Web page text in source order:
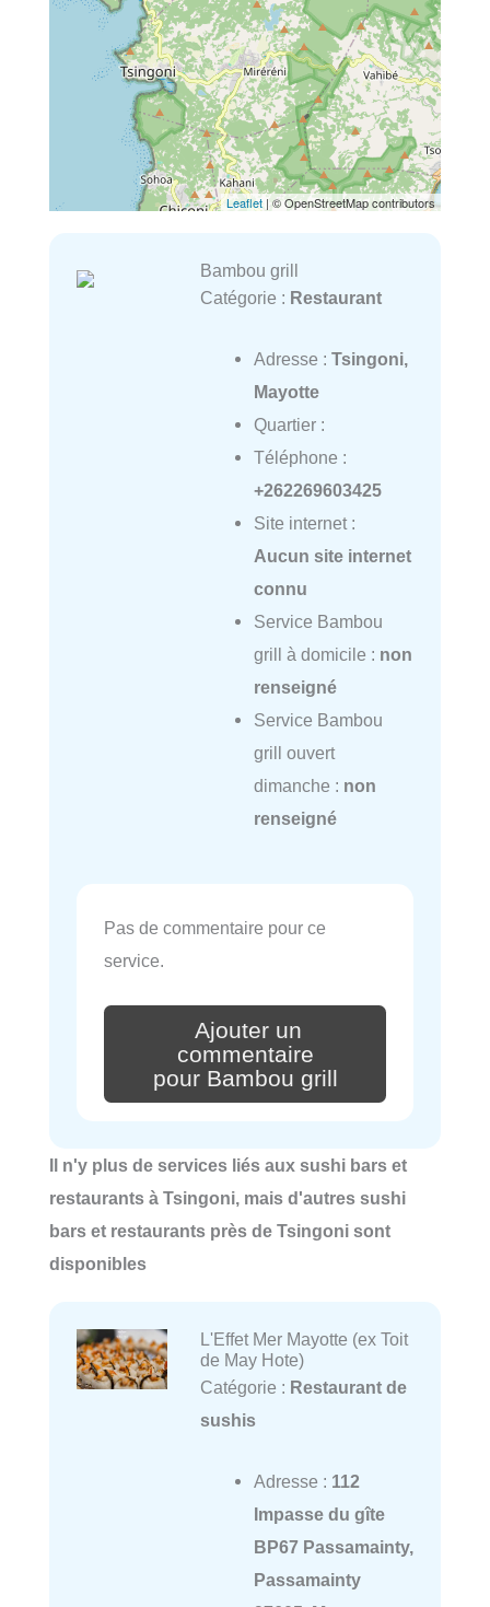
Leaflet | © OpenStreetMap contributors
Bambou grill
Catégorie : Restaurant
Adresse : Tsingoni,
Mayotte
Quartier :
Téléphone :
+262269603425
Site internet :
Aucun site internet
connu
Service Bambou
grill à domicile : non
renseigné
Service Bambou
grill ouvert
dimanche : non
renseigné
Pas de commentaire pour ce
service.
Ajouter un
commentaire
pour Bambou grill
Il n'y plus de services liés aux sushi bars et
restaurants à Tsingoni, mais d'autres sushi
bars et restaurants près de Tsingoni sont
disponibles
L'Effet Mer Mayotte (ex Toit
de May Hote)
Catégorie : Restaurant de
sushis
Adresse : 112
Impasse du gîte
BP67 Passamainty,
Passamainty